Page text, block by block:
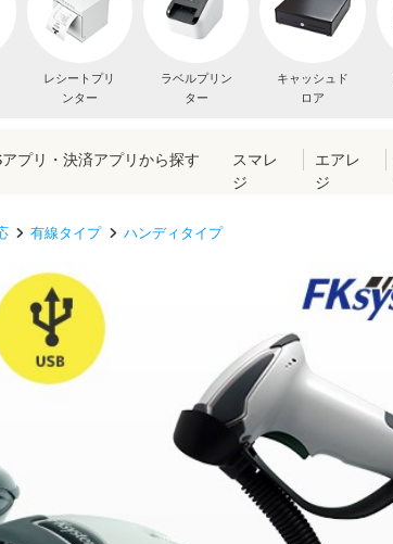
レシートプリ
ンター
ラベルプリン
ター
キャッシュド
ロア
アプリ・決済アプリから探す
スマレ
ジ
エアレ
ジ
有線タイプ ハンディタイプ